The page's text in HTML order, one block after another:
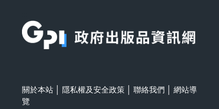
關於本站 隱私權及安全政策 聯絡我們
網站導
覽